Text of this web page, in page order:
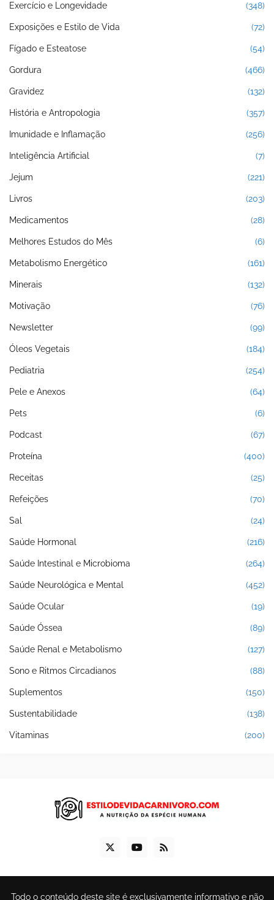
Exercício e Longevidade (348)
Exposições e Estilo de Vida (72)
Fígado e Esteatose (54)
Gordura (466)
Gravidez (132)
História e Antropologia (357)
Imunidade e Inflamação (256)
Inteligência Artificial (7)
Jejum (221)
Livros (203)
Medicamentos (28)
Melhores Estudos do Mês (6)
Metabolismo Energético (161)
Minerais (132)
Motivação (76)
Newsletter (99)
Óleos Vegetais (184)
Pediatria (254)
Pele e Anexos (64)
Pets (6)
Podcast (67)
Proteína (400)
Receitas (25)
Refeições (70)
Sal (24)
Saúde Hormonal (216)
Saúde Intestinal e Microbioma (264)
Saúde Neurológica e Mental (452)
Saúde Ocular (19)
Saúde Óssea (89)
Saúde Renal e Metabolismo (127)
Sono e Ritmos Circadianos (88)
Suplementos (150)
Sustentabilidade (138)
Vitaminas (200)
Todo o conteúdo deste site é exclusivamente informativo e não